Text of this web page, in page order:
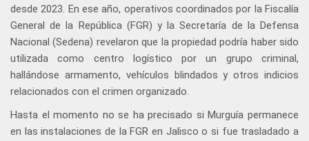
desde 2023. En ese año, operativos coordinados por la Fiscalía
General de la República (FGR) y la Secretaría de la Defensa
Nacional (Sedena) revelaron que la propiedad podría haber sido
utilizada como centro logístico por un grupo criminal,
hallándose armamento, vehículos blindados y otros indicios
relacionados con el crimen organizado.
Hasta el momento no se ha precisado si Murguía permanece
en las instalaciones de la FGR en Jalisco o si fue trasladado a